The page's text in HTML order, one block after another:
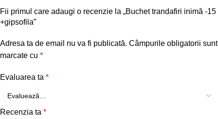
Fii primul care adaugi o recenzie la „Buchet trandafiri inimă -15
+gipsofila”
Adresa ta de email nu va fi publicată. Câmpurile obligatorii sunt
marcate cu *
Evaluarea ta *
Recenzia ta *